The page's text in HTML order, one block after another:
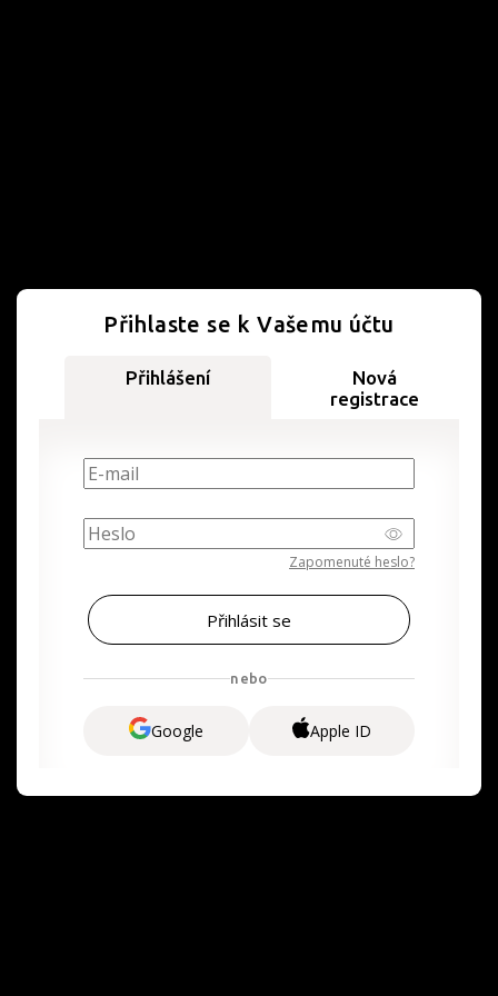
Přihlaste se k Vašemu účtu
Přihlášení
Nová
registrace
Zapomenuté heslo?
nebo
Google Apple ID